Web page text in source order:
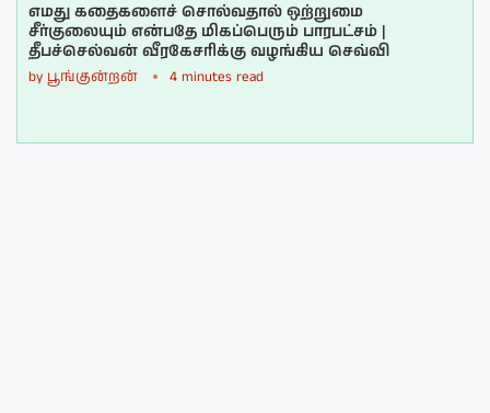
எமது கதைகளைச் சொல்வதால் ஒற்றுமை
சீர்குலையும் என்பதே மிகப்பெரும் பாரபட்சம் |
தீபச்செல்வன் வீரகேசரிக்கு வழங்கிய செவ்வி
by பூங்குன்றன் 4 minutes read